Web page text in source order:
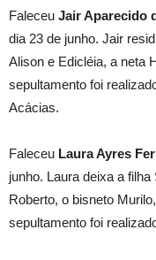
Faleceu Jair Aparecido
dia 23 de junho. Jair
Alison e Edicléia, a neta
sepultamento foi
Acácias.
Faleceu Laura Ayres
junho. Laura deixa a
Roberto, o bisneto
sepultamento foi